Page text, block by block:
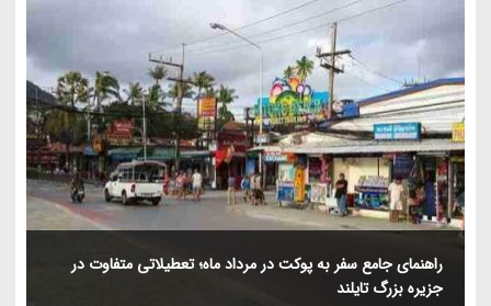
راهنمای جامع سفر به پوکت در مرداد ماه؛ تعطیلاتی متفاوت در
جزیره بزرگ تایلند